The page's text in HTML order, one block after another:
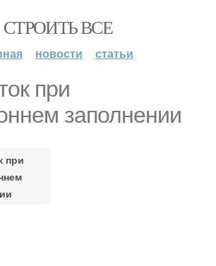
СТРОИТЬ ВСЕ
новости статьи
при
заполнении
при